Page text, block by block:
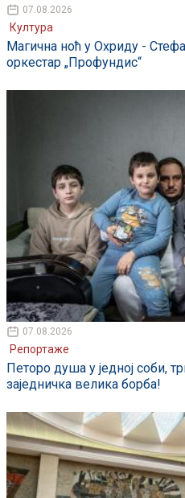
07.08.2026
Култура
Магична ноћ у Охриду -
оркестар „Профундис“
07.08.2026
Репортаже
Петоро душа у једној соби,
заједничка велика борба!